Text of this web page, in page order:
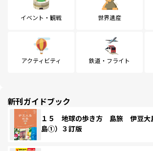
イベント・観戦 世界遺産
アクティビティ 鉄道・フライト
新刊ガイドブック
１５ 地球の歩き方 島旅 伊豆大
島①）３訂版